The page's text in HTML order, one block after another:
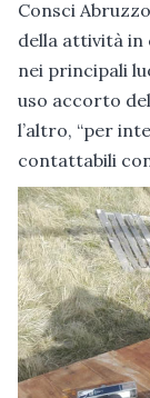
Consci
della attività in
nei principali
uso accorto
l’altro, “per
contattabili